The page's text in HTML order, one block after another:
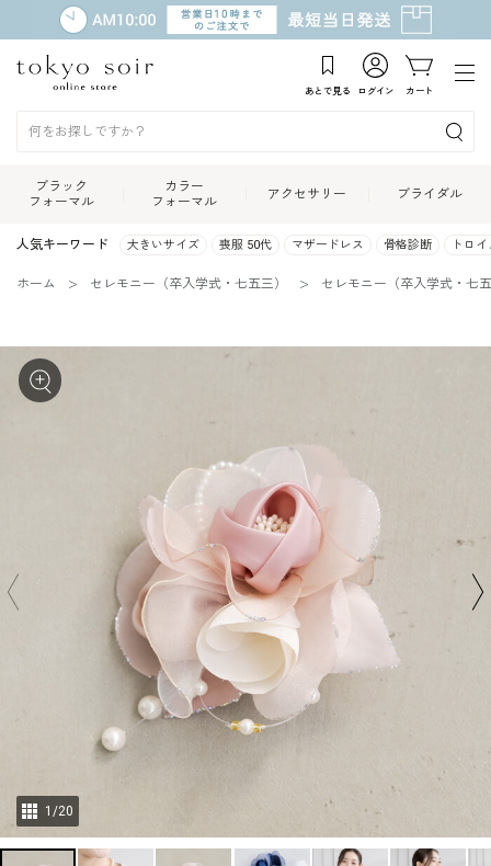
あとで見る ログイン カート
ブラック
フォーマル
カラー
フォーマル
アクセサリー ブライダル
人気キーワード 大きいサイズ 喪服 50代 マザードレス 骨格診断 トロ
ホーム セレモニー（卒入学式・七五三） セレモニー（卒入学式・七
1 /20